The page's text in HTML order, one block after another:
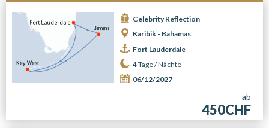
Celebrity Reflection
Karibik - Bahamas
Fort Lauderdale
4Tage /Nächte
06/12/2027
ab
450CHF